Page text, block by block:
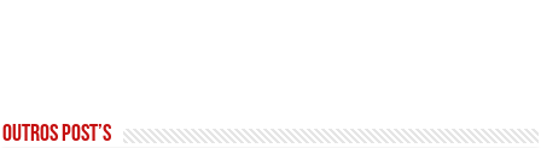
Outros post’s